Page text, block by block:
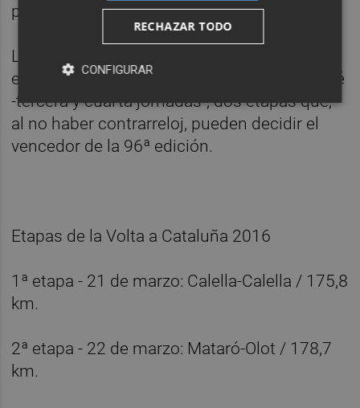
primera, seis de segunda y siete de tercera.
Las dos llegadas en alto serán en las
estaciones de esquí de La Molina y Port Ainé
-tercera y cuarta jornadas-, dos etapas que,
al no haber contrarreloj, pueden decidir el
vencedor de la 96ª edición.
Etapas de la Volta a Cataluña 2016
1ª etapa - 21 de marzo: Calella-Calella / 175,8
km.
2ª etapa - 22 de marzo: Mataró-Olot / 178,7
km.
RECHAZAR TODO
CONFIGURAR